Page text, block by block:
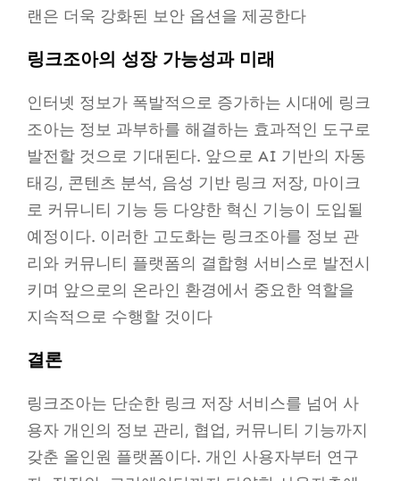
랜은 더욱 강화된 보안 옵션을 제공한다
링크조아의 성장 가능성과 미래
인터넷 정보가 폭발적으로 증가하는 시대에 링크
조아는 정보 과부하를 해결하는 효과적인 도구로
발전할 것으로 기대된다. 앞으로 AI 기반의 자동
태깅, 콘텐츠 분석, 음성 기반 링크 저장, 마이크
로 커뮤니티 기능 등 다양한 혁신 기능이 도입될
예정이다. 이러한 고도화는 링크조아를 정보 관
리와 커뮤니티 플랫폼의 결합형 서비스로 발전시
키며 앞으로의 온라인 환경에서 중요한 역할을
지속적으로 수행할 것이다
결론
링크조아는 단순한 링크 저장 서비스를 넘어 사
용자 개인의 정보 관리, 협업, 커뮤니티 기능까지
갖춘 올인원 플랫폼이다. 개인 사용자부터 연구